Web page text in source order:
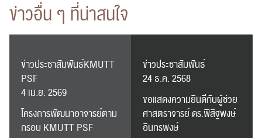
ข่าวอื่น ๆ ที่น่าสนใจ
ข่าวประชาสัมพันธ์KMUTT
PSF
4 เม.ย. 2569
โครงการพัฒนาอาจารย์ตาม
กรอบ KMUTT PSF
ข่าวประชาสัมพันธ์
24 ธ.ค. 2568
ขอแสดงความยินดีกับผู้ช่วย
ศาสตราจารย์ ดร.พิสิฐพงษ์
อินทรพงษ์